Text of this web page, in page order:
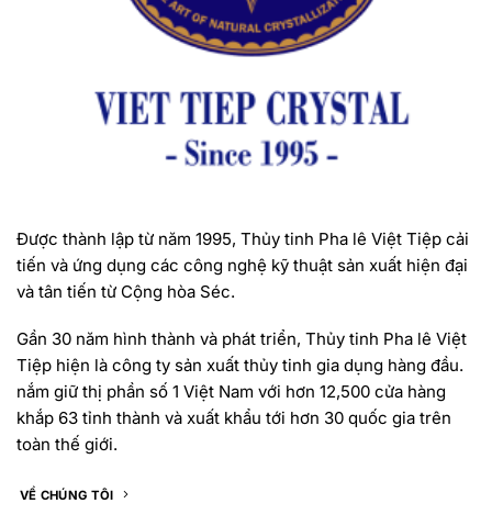
Được thành lập từ năm 1995, Thủy tinh Pha lê Việt Tiệp cải
tiến và ứng dụng các công nghệ kỹ thuật sản xuất hiện đại
và tân tiến từ Cộng hòa Séc.
Gần 30 năm hình thành và phát triển, Thủy tinh Pha lê Việt
Tiệp hiện là công ty sản xuất thủy tinh gia dụng hàng đầu.
nắm giữ thị phần số 1 Việt Nam với hơn 12,500 cửa hàng
khắp 63 tỉnh thành và xuất khẩu tới hơn 30 quốc gia trên
toàn thế giới.
VỀ CHÚNG TÔI